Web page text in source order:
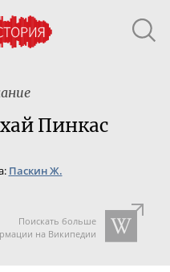
Пинкас
Паскин Ж.
Поискать больше
на Википедии